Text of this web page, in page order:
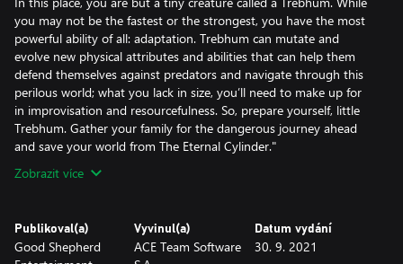
you may not be the fastest or the strongest, you have the most
powerful ability of all: adaptation. Trebhum can mutate and
evolve new physical attributes and abilities that can help them
defend themselves against predators and navigate through this
perilous world; what you lack in size, you’ll need to make up for
in improvisation and resourcefulness. So, prepare yourself, little
Trebhum. Gather your family for the dangerous journey ahead
and save your world from The Eternal Cylinder."
Zobrazit více
Publikoval(a)
Good Shepherd
Vyvinul(a)
ACE Team Software
Datum vydání
30. 9. 2021